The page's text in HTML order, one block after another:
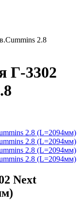
2.8
Г-3302
Next